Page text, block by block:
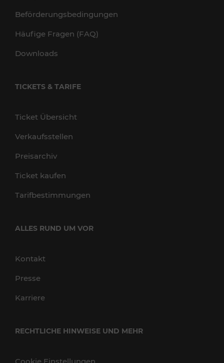
Beförderungsbedingungen
Häufige Fragen (FAQ)
Downloads
TICKETS & TARIFE
Ticket Übersicht
Verkaufsstellen
Preisarchiv
Ticket kaufen
Tarifbestimmungen
ALLES RUND UM VOR
Kontakt
Presse
Karriere
RECHTLICHE HINWEISE UND MEHR